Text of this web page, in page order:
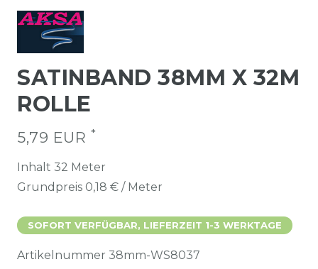
SATINBAND 38MM X 32M
ROLLE
5,79 EUR *
Inhalt 32 Meter
Grundpreis 0,18 € / Meter
SOFORT VERFÜGBAR, LIEFERZEIT 1-3 WERKTAGE
Artikelnummer 38mm-WS8037